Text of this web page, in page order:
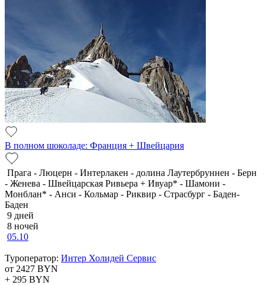
В полном шоколаде: Франция + Швейцария
Прага - Люцерн - Интерлакен - долина Лаутербруннен - Берн
- Женева - Швейцарская Ривьера + Ивуар* - Шамони -
Монблан* - Анси - Кольмар - Риквир - Страсбург - Баден-
Баден
9 дней
8 ночей
05.10
Туроператор: Интер Холидей Сервис
от 2427 BYN
+ 295 BYN